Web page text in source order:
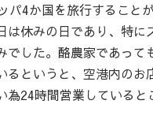
パ4か国を旅行すること
は休みの日であり、特
した。酪農家であっ
るというと、空港内の
24時間営業していると